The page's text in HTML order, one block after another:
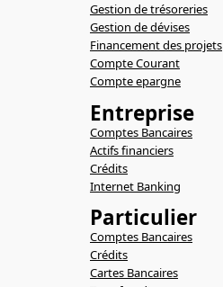
Gestion de trésoreries
Gestion de dévises
Financement des projets
Compte Courant
Compte epargne
Entreprise
Comptes Bancaires
Actifs financiers
Crédits
Internet Banking
Particulier
Comptes Bancaires
Crédits
Cartes Bancaires